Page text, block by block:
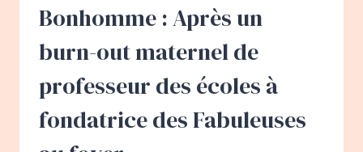
À
DES
AVEC
Bonhomme : Après un
burn-out maternel de
professeur des écoles à
fondatrice des Fabuleuses